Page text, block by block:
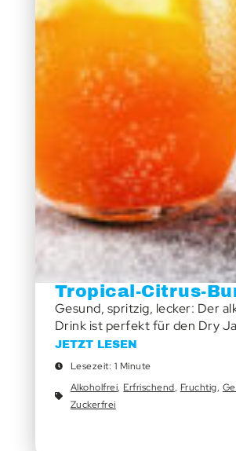
Tropical-Citrus-
Gesund, spritzig, lecker: Der
Drink ist perfekt für den Dry
JETZT LESEN
Lesezeit: 1 Minute
Alkoholfrei, Erfrischend, Fruchtig,
Zuckerfrei